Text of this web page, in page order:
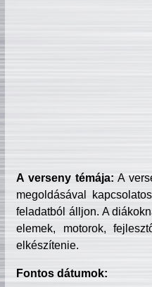
A verseny témája: A
megoldásával
feladatból álljon. A
elemek, motorok,
elkészítenie.
Fontos dátumok: